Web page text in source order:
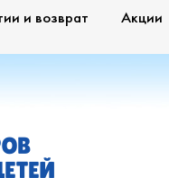
и возврат
Акции